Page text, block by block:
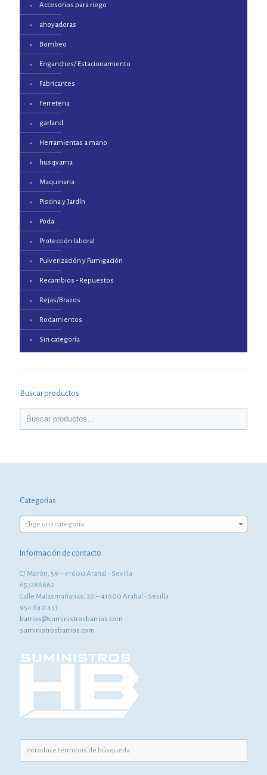
Accesorios para riego
ahoyadoras
Bombeo
Enganches/ Estacionamiento
Fabricantes
Ferreteria
garland
Herramientas a mano
husqvarna
Maquinaria
Piscina y Jardín
Poda
Protección laboral
Pulverización y Fumigación
Recambios - Repuestos
Rejas/Brazos
Rodamientos
Sin categoría
Buscar productos
Categorías
Elige una categoría
Información de contacto
C/ Morón, 59 – 41600 Arahal - Sevilla
657286662
Calle Malasmañanas, 20 – 41600 Arahal - Sevilla
954 840 453
barrios@suministrosbarrios.com
suministrosbarrios.com